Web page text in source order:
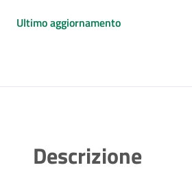
Ultimo aggiornamento
Descrizione